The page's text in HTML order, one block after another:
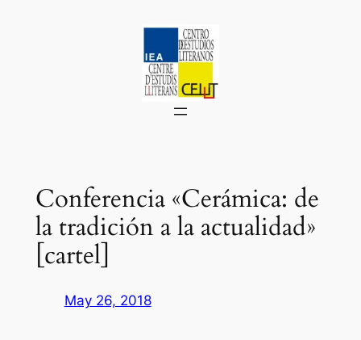
Conferencia «Cerámica: de
la tradición a la actualidad»
[cartel]
May 26, 2018